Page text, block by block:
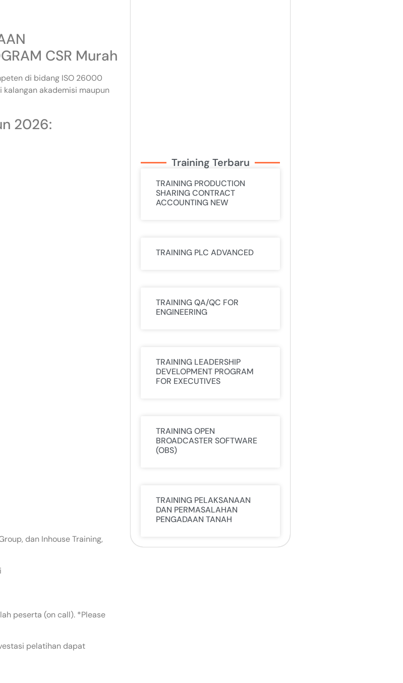
CSR Murah
di bidang ISO 26000
kalangan akademisi maupun
2026:
dan Inhouse Training,
peserta (on call). *Please
pelatihan dapat
Training Terbaru
TRAINING PRODUCTION
SHARING CONTRACT
ACCOUNTING NEW
TRAINING PLC ADVANCED
TRAINING QA/QC FOR
ENGINEERING
TRAINING LEADERSHIP
DEVELOPMENT PROGRAM
FOR EXECUTIVES
TRAINING OPEN
BROADCASTER SOFTWARE
(OBS)
TRAINING PELAKSANAAN
DAN PERMASALAHAN
PENGADAAN TANAH